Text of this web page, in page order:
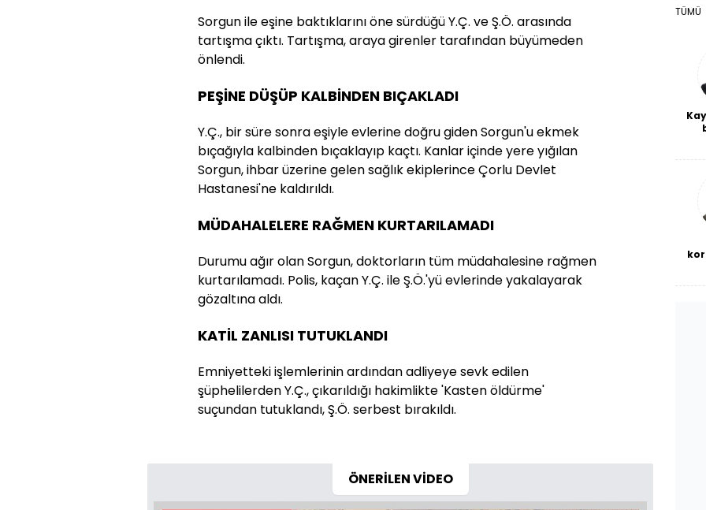
Sorgun ile eşine baktıklarını öne sürdüğü Y.Ç. ve Ş.Ö. arasında
tartışma çıktı. Tartışma, araya girenler tarafından büyümeden
önlendi.
PEŞİNE DÜŞÜP KALBİNDEN BIÇAKLADI
Y.Ç., bir süre sonra eşiyle evlerine doğru giden Sorgun'u ekmek
bıçağıyla kalbinden bıçaklayıp kaçtı. Kanlar içinde yere yığılan
Sorgun, ihbar üzerine gelen sağlık ekiplerince Çorlu Devlet
Hastanesi'ne kaldırıldı.
MÜDAHALELERE RAĞMEN KURTARILAMADI
Durumu ağır olan Sorgun, doktorların tüm müdahalesine rağmen
kurtarılamadı. Polis, kaçan Y.Ç. ile Ş.Ö.'yü evlerinde yakalayarak
gözaltına aldı.
KATİL ZANLISI TUTUKLANDI
Emniyetteki işlemlerinin ardından adliyeye sevk edilen
şüphelilerden Y.Ç., çıkarıldığı hakimlikte 'Kasten öldürme'
suçundan tutuklandı, Ş.Ö. serbest bırakıldı.
ÖNERİLEN VİDEO
TÜMÜ